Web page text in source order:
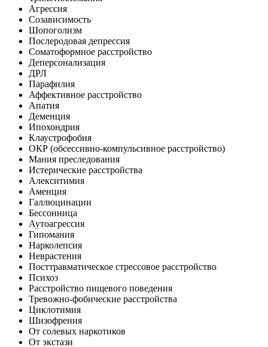
Агрессия
Созависимость
Шопоголизм
Послеродовая депрессия
Соматоформное расстройство
Деперсонализация
ДРЛ
Парафилия
Аффективное расстройство
Апатия
Деменция
Ипохондрия
Клаустрофобия
ОКР (обсессивно-компульсивное расстройство)
Мания преследования
Истерические расстройства
Алекситимия
Аменция
Галлюцинации
Бессонница
Аутоагрессия
Гипомания
Нарколепсия
Неврастения
Посттравматическое стрессовое расстройство
Психоз
Расстройство пищевого поведения
Тревожно-фобические расстройства
Циклотимия
Шизофрения
От солевых наркотиков
От экстази